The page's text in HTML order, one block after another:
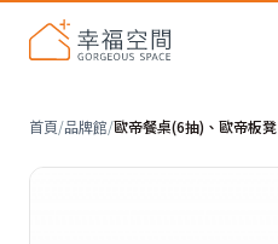
首頁/品牌館/歐帝餐桌(6抽)、歐帝板凳